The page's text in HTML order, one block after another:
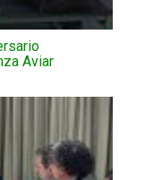
Aviar